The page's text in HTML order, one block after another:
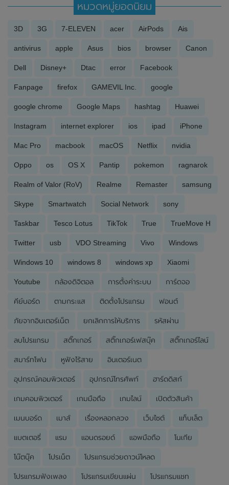
หมวดหมู่ยอดนิยม
3D 3G 7-ELEVEN acer AirPods Ais
antivirus apple Asus bios browser Canon
Dell Disney+ Dtac error Facebook
Fanpage firefox GAMEVIL Inc. google
google chrome Google Maps hashtag Huawei
Instagram internet explorer ios ipad iPhone
Mac Pro macbook macOS Netflix nvidia
Oppo os OS X Pantip pokemon ragnarok
Realm of Valor (RoV) Realme Remaster samsung
Skype Smartwatch Social Network sony
Taskbar Tesco Lotus TikTok True TrueMove H
Twitter usb VDO Streaming Vivo Windows
Windows 10 windows 8 windows xp Xiaomi
Youtube กล้องดิจิตอล การตั้งค่าระบบ การ์ดจอ
คีย์บอร์ด ตามกระแส ติดตั้งโปรแกรม ฟอนต์
ภัยจากอินเตอร์เน็ต ยกเลิกการให้บริการ รหัสผ่าน
ลบโปรแกรม สติ๊กเกอร์ สติ๊กเกอร์เฟสบุ๊ค สติ๊กเกอร์ไลน์
สมาร์ทโฟน หูฟังไร้สาย อินเตอร์เนต
อุปกรณ์คอมพิวเตอร์ อุปกรณ์โทรศัพท์ ฮาร์ดดิสก์
เกมคอมพิวเตอร์ เกมมือถือ เกมไลน์ เปิดตัวสินค้า
เมนบอร์ด เมาส์ เรื่องหลอกลวง เว็บไซต์ แท็บเล็ต
แบตเตอรี่ แรม แอนดรอยด์ แอพมือถือ โนเกีย
โน๊ตบุ๊ค โปรเน็ต โปรแกรมช่วยดาวน์โหลด
โปรแกรมฟังเพลง โปรแกรมเขียนแผ่น โปรแกรมแชท